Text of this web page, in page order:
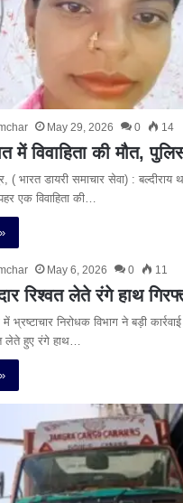
May 29, 2026 0 14
में विवाहिता की मौत,
( भारत डायरी समाचार सेवा) : बल्दीराय
एक विवाहिता की…
May 6, 2026 0 11
रिश्वत लेते रंगे हाथ
भ्रष्टाचार निरोधक विभाग ने बड़ी
लेते हुए रंगे हाथ…